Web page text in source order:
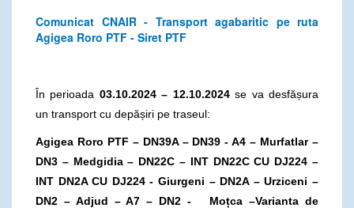
Comunicat CNAIR - Transport agabaritic pe ruta
Agigea Roro PTF - Siret PTF
În perioada 03.10.2024 – 12.10.2024se va desfășura
un transport cu depășiri pe traseul:
Agigea Roro PTF – DN39A – DN39 - A4 – Murfatlar –
DN3 – Medgidia – DN22C – INT DN22C CU DJ224 –
INT DN2A CU DJ224 - Giurgeni – DN2A – Urziceni –
DN2 – Adjud – A7 – DN2 - Moțca –Varianta de